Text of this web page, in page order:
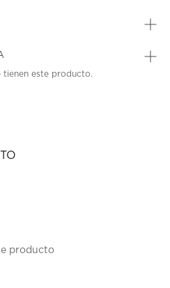
tienen este producto.
producto